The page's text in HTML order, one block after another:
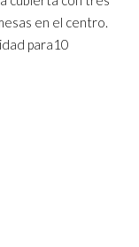
en el centro.
para10